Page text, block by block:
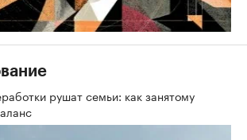
рушат семьи: как занятому